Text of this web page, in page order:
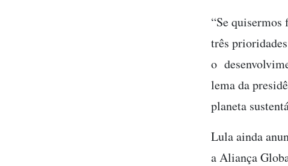
“Se quisermos
três
o
lema da
planeta
Lula ainda
a Aliança